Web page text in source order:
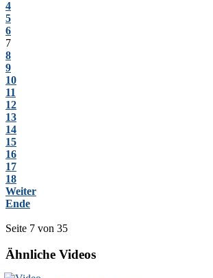
4
5
6
7
8
9
10
11
12
13
14
15
16
17
18
Weiter
Ende
Seite 7 von 35
Ähnliche Videos